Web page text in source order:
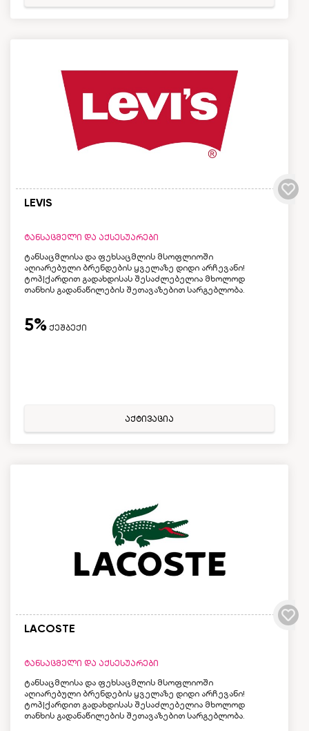
LEVIS
ტანსაცმელი და აქსესუარები
ტანსაცმლისა და ფეხსაცმლის მსოფლიოში
აღიარებული ბრენდების ყველაზე დიდი არჩევანი!
ტოპ|ქარდით გადახდისას შესაძლებელია მხოლოდ
თანხის გადანაწილების შეთავაზებით სარგებლობა.
5% ქეშბექი
აქტივაცია
LACOSTE
ტანსაცმელი და აქსესუარები
ტანსაცმლისა და ფეხსაცმლის მსოფლიოში
აღიარებული ბრენდების ყველაზე დიდი არჩევანი!
ტოპ|ქარდით გადახდისას შესაძლებელია მხოლოდ
თანხის გადანაწილების შეთავაზებით სარგებლობა.